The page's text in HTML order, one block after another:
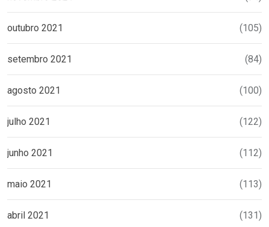
outubro 2021 (105)
setembro 2021 (84)
agosto 2021 (100)
julho 2021 (122)
junho 2021 (112)
maio 2021 (113)
abril 2021 (131)